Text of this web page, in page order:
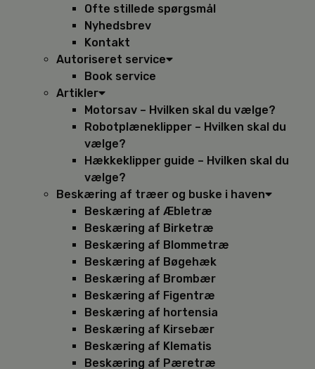
Ofte stillede spørgsmål
Nyhedsbrev
Kontakt
Autoriseret service
Book service
Artikler
Motorsav – Hvilken skal du vælge?
Robotplæneklipper – Hvilken skal du
vælge?
Hækkeklipper guide – Hvilken skal du
vælge?
Beskæring af træer og buske i haven
Beskæring af Æbletræ
Beskæring af Birketræ
Beskæring af Blommetræ
Beskæring af Bøgehæk
Beskæring af Brombær
Beskæring af Figentræ
Beskæring af hortensia
Beskæring af Kirsebær
Beskæring af Klematis
Beskæring af Pæretræ